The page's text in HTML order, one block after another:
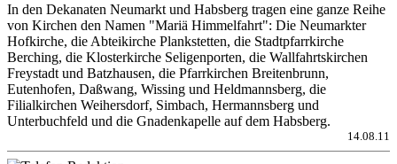
In den Dekanaten Neumarkt und Habsberg tragen eine ganze Reihe
von Kirchen den Namen "Mariä Himmelfahrt": Die Neumarkter
Hofkirche, die Abteikirche Plankstetten, die Stadtpfarrkirche
Berching, die Klosterkirche Seligenporten, die Wallfahrtskirchen
Freystadt und Batzhausen, die Pfarrkirchen Breitenbrunn,
Eutenhofen, Daßwang, Wissing und Heldmannsberg, die
Filialkirchen Weihersdorf, Simbach, Hermannsberg und
Unterbuchfeld und die Gnadenkapelle auf dem Habsberg.
14.08.11